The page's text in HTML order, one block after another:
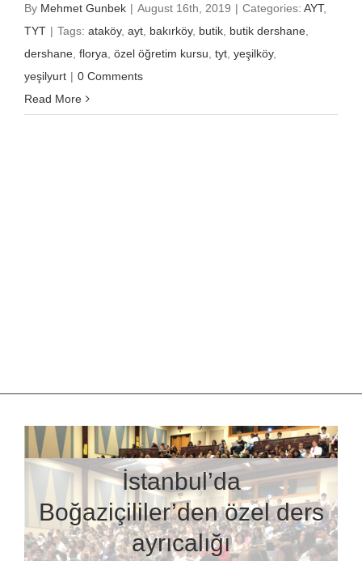
By Mehmet Gunbek | August 16th, 2019 | Categories: AYT,
TYT | Tags: ataköy, ayt bakırköy, butik butik dershane
dershane florya özel öğretim kursu tyt yeşilköy,
yeşilyurt | 0 Comments
Read More
İstanbul’da
Boğaziçililer’den özel ders
ayrıcalığı